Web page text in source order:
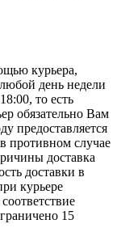
курьера,
день недели
то есть
обязательно Вам
предоставляется
противном случае
доставка
доставки в
курьере
15